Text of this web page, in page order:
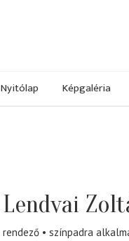
Nyitólap Képgaléria
Lendvai
rendező színpadra